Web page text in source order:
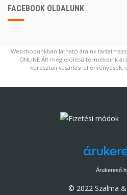
FACEBOOK OLDALUNK
Webshopunkban látható áraink
ONLINE ÁR megjelölésű termékeink
keresztüli vásárlásnál
© 2022 Szalma